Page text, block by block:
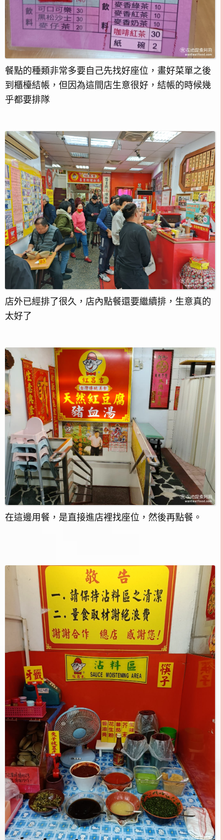
餐點的種類非常多要自己先找好座位，畫好菜單之後
到櫃檯結帳，但因為這間店生意很好，結帳的時候幾
乎都要排隊
店外已經排了很久，店內點餐還要繼續排，生意真的
太好了
在這邊用餐，是直接進店裡找座位，然後再點餐。